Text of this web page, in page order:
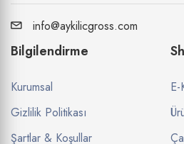
info@aykilicgross.com
Bilgilendirme
Kurumsal
Gizlilik Politikası
Şartlar & Koşullar